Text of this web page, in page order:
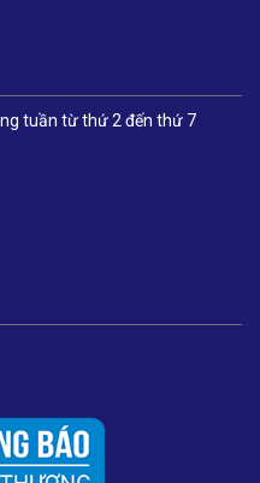
tuần từ thứ 2 đến thứ 7